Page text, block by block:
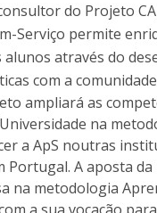
do Projeto
Serviço permite
através do
com a
ampliará as
na
a ApS noutras
A aposta da
na metodologia